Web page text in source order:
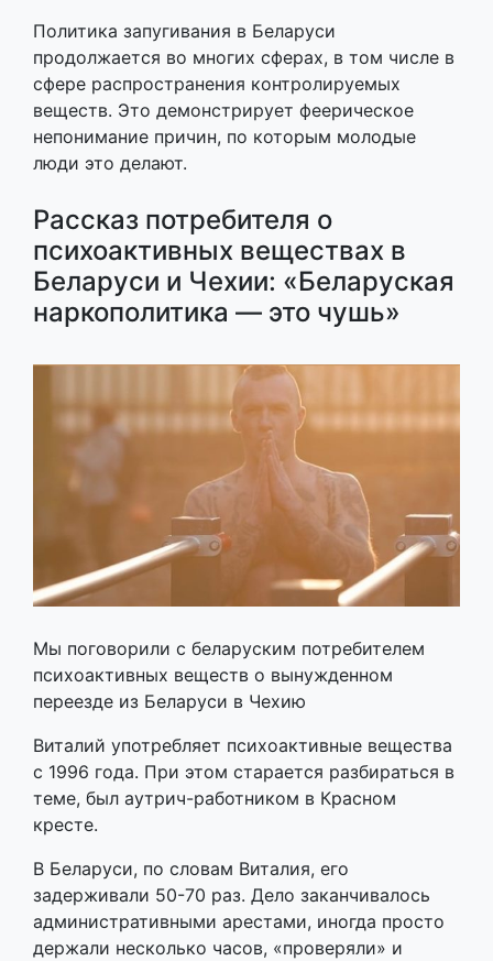
Политика запугивания в Беларуси
продолжается во многих сферах, в том числе в
сфере распространения контролируемых
веществ. Это демонстрирует феерическое
непонимание причин, по которым молодые
люди это делают.
Рассказ потребителя о
психоактивных веществах в
Беларуси и Чехии: «Беларуская
наркополитика — это чушь»
Мы поговорили с беларуским потребителем
психоактивных веществ о вынужденном
переезде из Беларуси в Чехию
Виталий употребляет психоактивные вещества
с 1996 года. При этом старается разбираться в
теме, был аутрич-работником в Красном
кресте.
В Беларуси, по словам Виталия, его
задерживали 50-70 раз. Дело заканчивалось
административными арестами, иногда просто
держали несколько часов, «проверяли» и